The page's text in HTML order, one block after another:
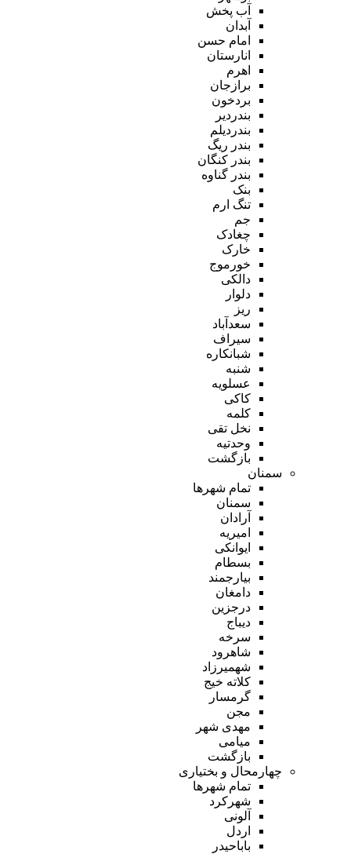
آب پخش
آبدان
امام حسن
انارستان
اهرم
برازجان
بردخون
بندردیر
بندردیلم
بندر ریگ
بندر کنگان
بندر گناوه
بنک
تنگ ارم
جم
چغادک
خارک
خورموج
دالکی
دلوار
ریز
سعدآباد
سیراف
شبانکاره
شنبه
عسلویه
کاکی
کلمه
نخل تقی
وحدتیه
بازگشت
سمنان
تمام شهر‌ها
سمنان
آرادان
امیریه
ایوانکی
بسطام
بیارجمند
دامغان
درجزین
دیباج
سرخه
شاهرود
شهمیرزاد
کلاته خیج
گرمسار
مجن
مهدی شهر
میامی
بازگشت
چهارمحال و بختیاری
تمام شهر‌ها
شهرکرد
آلونی
اردل
باباحیدر